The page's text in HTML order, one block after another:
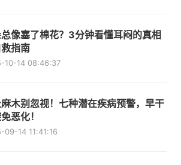
像塞了棉花？3分钟看懂耳闷的真相
指南
10-14 08:46:37
木别忽视！七种潜在疾病预警，早干
恶化！
09-14 11:41:16